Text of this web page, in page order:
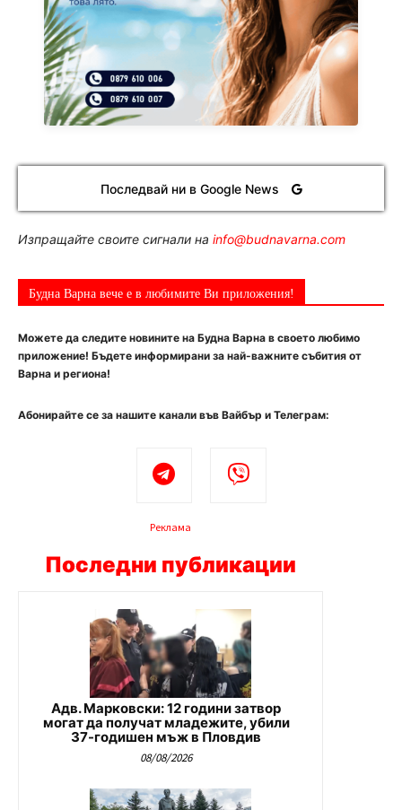
Последвай ни в Google News
Изпращайте своите сигнали на info@budnavarna.com
Будна Варна вече е в любимите Ви приложения!
Можете да следите новините на Будна Варна в своето любимо
приложение! Бъдете информирани за най-важните събития от
Варна и региона!
Абонирайте се за нашите канали във Вайбър и Телеграм:
Реклама
Последни публикации
Адв. Марковски: 12 години затвор
могат да получат младежите, убили
37-годишен мъж в Пловдив
08/08/2026